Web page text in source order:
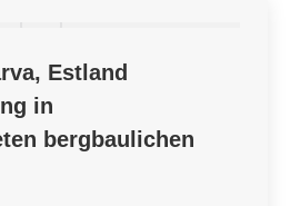
Estland
in
bergbaulichen